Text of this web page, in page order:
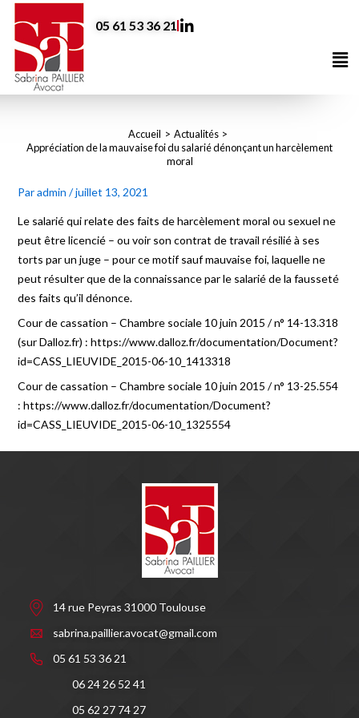
contenu
05 61 53 36 21
Accueil
Actualités
Appréciation de la mauvaise foi du salarié dénonçant un harcèlement
moral
Paradmin /juillet 13, 2021
Le salarié qui relate des faits de harcèlement moral ou sexuel ne
peut être licencié – ou voir son contrat de travail résilié à ses
torts par un juge – pour ce motif sauf mauvaise foi, laquelle ne
peut résulter que de la connaissance par le salarié de la fausseté
des faits qu’il dénonce.
Cour de cassation – Chambre sociale 10 juin 2015 / n° 14-13.318
(sur Dalloz.fr) : https://www.dalloz.fr/documentation/Document?
id=CASS_LIEUVIDE_2015-06-10_1413318
Cour de cassation – Chambre sociale 10 juin 2015 / n° 13-25.554
: https://www.dalloz.fr/documentation/Document?
id=CASS_LIEUVIDE_2015-06-10_1325554
14 rue Peyras 31000 Toulouse
sabrina.paillier.avocat@gmail.com
05 61 53 36 21
06 24 26 52 41
05 62 27 74 27